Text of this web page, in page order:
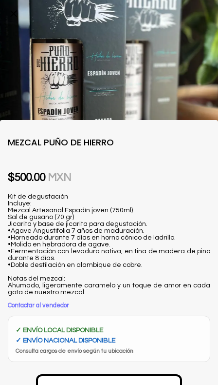
MEZCAL PUÑO DE HIERRO
$500.00 MXN
Kit de degustación
Incluye:
Mezcal Artesanal Espadín joven (750ml)
Sal de gusano (70 gr)
Jicarita y base de jicarita para degustación.
•Agave Angustifolia 7 años de maduración.
•Horneado durante 7 días en horno cónico de ladrillo.
•Molido en hebradora de agave.
•Fermentación con levadura nativa, en tina de madera de pino
durante 8 días.
•Doble destilación en alambique de cobre.
Notas del mezcal:
Ahumado, ligeramente caramelo y un toque de amor en cada
gota de nuestro mezcal.
Contactar al vendedor
✓ ENVÍO LOCAL DISPONIBLE
✓ ENVÍO NACIONAL DISPONIBLE
Consulta cargos de envío según tu ubicación